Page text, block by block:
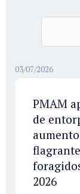
03/07/2026
PMAM
de
2026